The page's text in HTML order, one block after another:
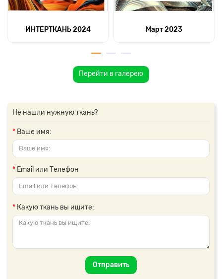
ИНТЕРТКАНЬ 2024 Март 2023
Перейти в галерею
Не нашли нужную ткань?
Ваше имя:
Email или Телефон
Какую ткань вы ищите:
Отправить